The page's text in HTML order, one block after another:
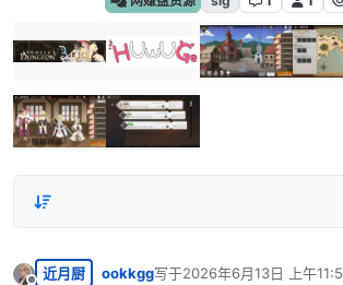
近月厨 ookkgg写于2026年6月13日 上午